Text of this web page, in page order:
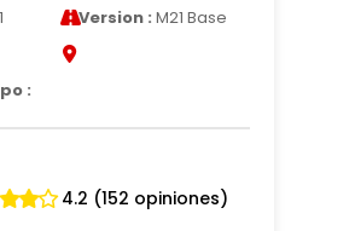
Version : M21 Base
:
4.2 (152 opiniones)